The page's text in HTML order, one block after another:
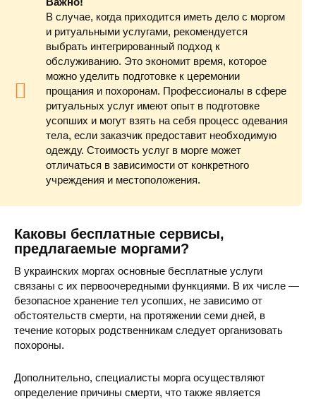
В случае, когда приходится иметь дело с моргом
и ритуальными услугами, рекомендуется
выбрать интегрированный подход к
обслуживанию. Это экономит время, которое
можно уделить подготовке к церемонии
прощания и похоронам. Профессионалы в сфере
ритуальных услуг имеют опыт в подготовке
усопших и могут взять на себя процесс одевания
тела, если заказчик предоставит необходимую
одежду. Стоимость услуг в морге может
отличаться в зависимости от конкретного
учреждения и местоположения.
Каковы бесплатные сервисы,
предлагаемые моргами?
В украинских моргах основные бесплатные услуги
связаны с их первоочередными функциями. В их числе —
безопасное хранение тел усопших, не зависимо от
обстоятельств смерти, на протяжении семи дней, в
течение которых родственникам следует организовать
похороны.
Дополнительно, специалисты морга осуществляют
определение причины смерти, что также является